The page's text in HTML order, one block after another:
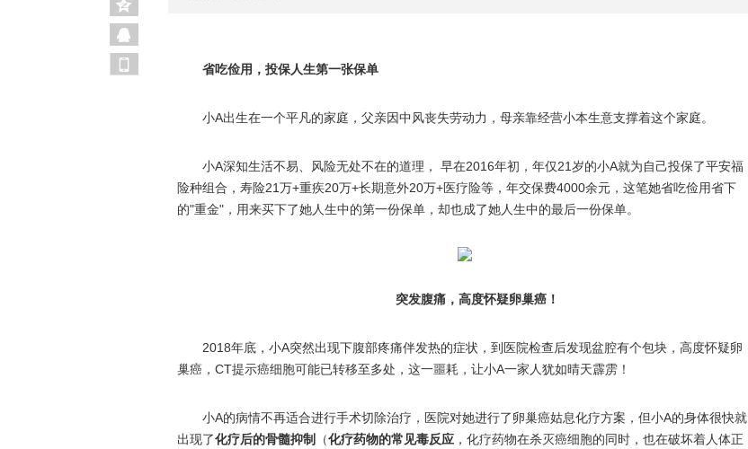
省吃俭用，投保人生第一张保单
小A出生在一个平凡的家庭，父亲因中风丧失劳动力，母亲靠经营小本生意支撑着这个家庭。
小A深知生活不易、风险无处不在的道理， 早在2016年初，年仅21岁的小A就为自己投保了平安福
险种组合，寿险21万+重疾20万+长期意外20万+医疗险等，年交保费4000余元，这笔她省吃俭用省下
的"重金"，用来买下了她人生中的第一份保单，却也成了她人生中的最后一份保单。
突发腹痛，高度怀疑卵巢癌！
2018年底，小A突然出现下腹部疼痛伴发热的症状，到医院检查后发现盆腔有个包块，高度怀疑卵
巢癌，CT提示癌细胞可能已转移至多处，这一噩耗，让小A一家人犹如晴天霹雳！
小A的病情不再适合进行手术切除治疗，医院对她进行了卵巢癌姑息化疗方案，但小A的身体很快就
出现了化疗后的骨髓抑制 （化疗药物的常见毒反应 ，化疗药物在杀灭癌细胞的同时，也在破坏着人体正